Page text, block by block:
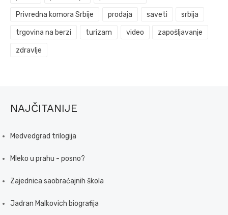
Privredna komora Srbije prodaja saveti srbija
trgovina na berzi turizam video zapošljavanje
zdravlje
NAJČITANIJE
Medvedgrad trilogija
Mleko u prahu - posno?
Zajednica saobraćajnih škola
Jadran Malkovich biografija